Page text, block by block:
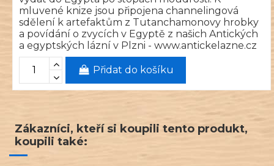
mluvené knize jsou připojena channelingová
sdělení k artefaktům z Tutanchamonovy hrobky
a povídání o zvycích v Egyptě z našich Antických
a egyptských lázní v Plzni - www.antickelazne.cz
Přidat do košíku
Zákazníci, kteří si koupili tento produkt,
koupili také: